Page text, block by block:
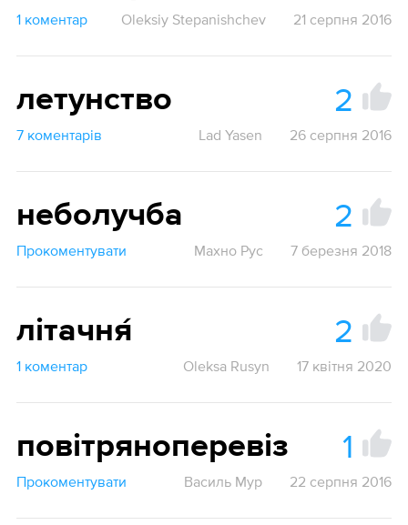
1 коментар Oleksiy Stepanishchev 21 серпня 2016
летунство 2
7 коментарів Lad Yasen 26 серпня 2016
неболучба 2
Прокоментувати Махно Рус 7 березня 2018
літачня́ 2
1 коментар Oleksa Rusyn 17 квітня 2020
повітряноперевіз 1
Прокоментувати Василь Мур 22 серпня 2016